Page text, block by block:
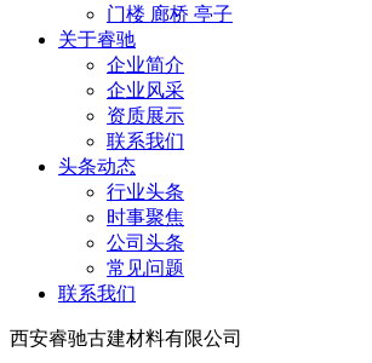
门楼 廊桥 亭子
关于睿驰
企业简介
企业风采
资质展示
联系我们
头条动态
行业头条
时事聚焦
公司头条
常见问题
联系我们
西安睿驰古建材料有限公司